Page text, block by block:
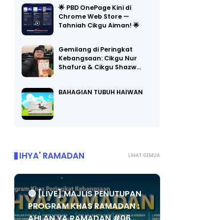
🌟 PBD OnePage Kini di
Chrome Web Store —
Tahniah Cikgu Aiman! 🌟
Gemilang di Peringkat
Kebangsaan: Cikgu Nur
Shafura & Cikgu Shazw…
BAHAGIAN TUBUH HAIWAN
LIHAT SEMUA
IHYA' RAMADAN
🔴 [LIVE] MAJLIS PENUTUPAN
PROGRAM KHAS RAMADAN :